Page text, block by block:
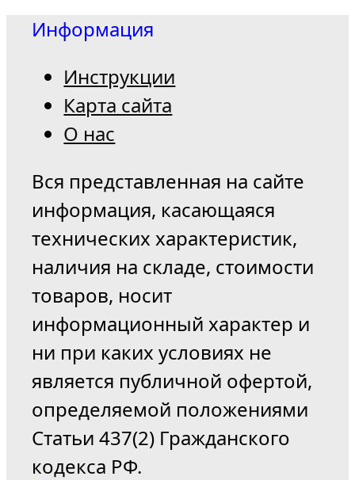
Информация
Инструкции
Карта сайта
О нас
Вся представленная на сайте
информация, касающаяся
технических характеристик,
наличия на складе, стоимости
товаров, носит
информационный характер и
ни при каких условиях не
является публичной офертой,
определяемой положениями
Статьи 437(2) Гражданского
кодекса РФ.